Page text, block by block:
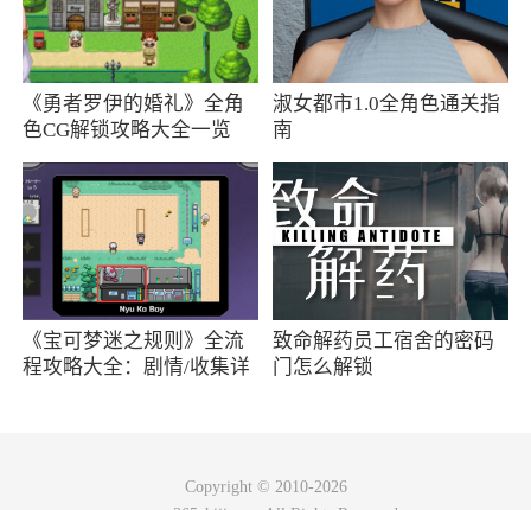
手！
远的还没发生，说了你们可能不信，近的来
讲，淘宝左上角的签到机制已经改了，从签到多
少钱给无门槛优惠券变成了给元宝，无论你现在
用的是还是就版，都一样！哪怕你和我一样还是
在签到给无门槛，等你断签或者签到完这一轮，
都是会变成元宝签到！不信的话你可以看看！
有大佬问是否能读取分享链接？是否影响返
利？
《勇者罗伊的婚礼》全角
色CG解锁攻略大全一览
淑女都市1.0全角色通关指
南
《宝可梦迷之规则》全流
程攻略大全：剧情/收集详
致命解药员工宿舍的密码
门怎么解锁
Copyright © 2010-2026